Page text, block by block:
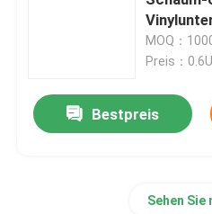
Polyäthylen Underlayment
Hartholz-Bodenbelag
MOQ：
Preis：
Bestpreis
Sehen Sie